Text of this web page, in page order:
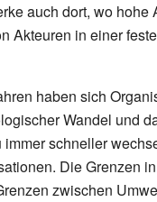
auch dort, wo
Akteuren in einer
haben sich
Wandel und
schneller
Die Grenzen
zwischen